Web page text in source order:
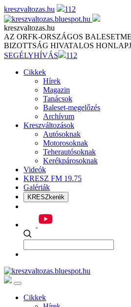
Skip
to
content
kreszvaltozas.hu 112
kreszvaltozas.hu
AZ ORFK-ORSZÁGOS
BIZOTTSÁG HIVATALOS
SEGÉLYHÍVÁS
112
Cikkek
Hírek
Magazin
Tanácsok
Baleset-megelőzés
Archívum
Kreszváltozások
Autósoknak
Motorosoknak
Teherautósoknak
Kerékpárosoknak
Videók
KRESZ FM 19.75
Galériák
KRESZkerék
Cikkek